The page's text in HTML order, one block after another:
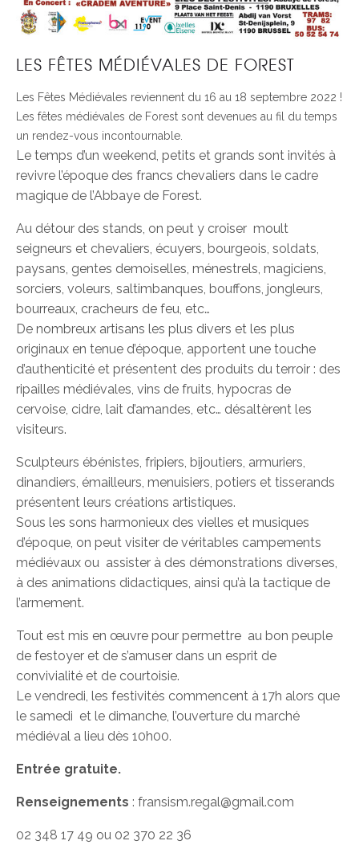
LES FÊTES MÉDIÉVALES DE FOREST
Les Fêtes Médiévales reviennent du 16 au 18 septembre 2022 !
Les fêtes médiévales de Forest sont devenues au fil du temps
un rendez-vous incontournable.
Le temps d’un weekend, petits et grands sont invités à
revivre l’époque des francs chevaliers dans le cadre
magique de l’Abbaye de Forest.
Au détour des stands, on peut y croiser moult
seigneurs et chevaliers, écuyers, bourgeois, soldats,
paysans, gentes demoiselles, ménestrels, magiciens,
sorciers, voleurs, saltimbanques, bouffons, jongleurs,
bourreaux, cracheurs de feu, etc…
De nombreux artisans les plus divers et les plus
originaux en tenue d’époque, apportent une touche
d’authenticité et présentent des produits du terroir : des
ripailles médiévales, vins de fruits, hypocras de
cervoise, cidre, lait d’amandes, etc… désaltèrent les
visiteurs.
Sculpteurs ébénistes, fripiers, bijoutiers, armuriers,
dinandiers, émailleurs, menuisiers, potiers et tisserands
présentent leurs créations artistiques.
Sous les sons harmonieux des vielles et musiques
d’époque, on peut visiter de véritables campements
médiévaux ou assister à des démonstrations diverses,
à des animations didactiques, ainsi qu’à la tactique de
l’armement.
Tout est mis en œuvre pour permettre au bon peuple
de festoyer et de s’amuser dans un esprit de
convivialité et de courtoisie.
Le vendredi, les festivités commencent à 17h alors que
le samedi et le dimanche, l’ouverture du marché
médiéval a lieu dès 10h00.
Entrée gratuite.
Renseignements : fransism.regal@gmail.com
02 348 17 49 ou 02 370 22 36